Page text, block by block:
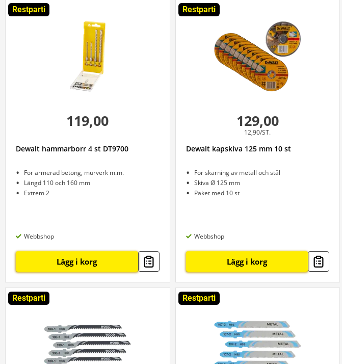
Restparti
119,00
Dewalt hammarborr 4 st DT9700
För armerad betong, murverk m.m.
Längd 110 och 160 mm
Extrem 2
Webbshop
Lägg i korg
Restparti
129,00
12,90/ST.
Dewalt kapskiva 125 mm 10 st
För skärning av metall och stål
Skiva Ø 125 mm
Paket med 10 st
Webbshop
Lägg i korg
Restparti Restparti